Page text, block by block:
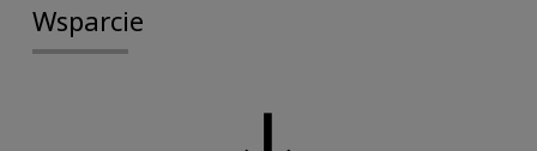
Wsparcie